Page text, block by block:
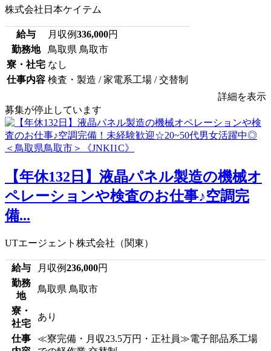
株式会社日本ケイテム
給与 月収例336,000円
勤務地
鳥取県 鳥取市
寮・社宅 なし
仕事内容 検査・製造 / 家電系工場 / 交替制
詳細を表示
募集が停止しています
【年休132日】液晶パネル製造の機械オ
ペレーションや検査のお仕事♪空調完
備...
UTエージェント株式会社（関東）
給与 月収例236,000円
勤務
地
鳥取県 鳥取市
寮・
社宅
あり
仕事
≪寮完備・月収23.5万円・正社員≫電子部品系工場